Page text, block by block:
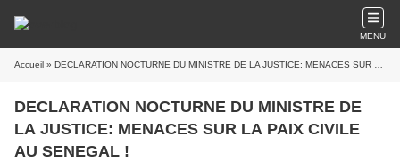
MENU
Accueil » DECLARATION NOCTURNE DU MINISTRE DE LA JUSTICE: MENACES SUR LA PAIX CIVILE AU SENEGAL !
DECLARATION NOCTURNE DU MINISTRE DE
LA JUSTICE: MENACES SUR LA PAIX CIVILE
AU SENEGAL !